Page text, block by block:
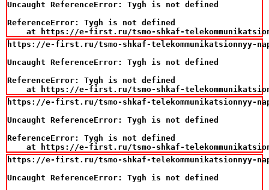
Uncaught ReferenceError: Tygh is not defined
ReferenceError: Tygh is not defined
at https://e-first.ru/tsmo-shkaf-
https://e-first.ru/tsmo-shkaf-telekommunikatsionnyy-
Uncaught ReferenceError: Tygh is not defined
ReferenceError: Tygh is not defined
at https://e-first.ru/tsmo-shkaf-
https://e-first.ru/tsmo-shkaf-telekommunikatsionnyy-
Uncaught ReferenceError: Tygh is not defined
ReferenceError: Tygh is not defined
at https://e-first.ru/tsmo-shkaf-
https://e-first.ru/tsmo-shkaf-telekommunikatsionnyy-
Uncaught ReferenceError: Tygh is not defined